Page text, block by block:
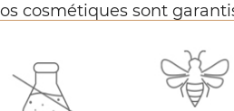
cosmétiques sont